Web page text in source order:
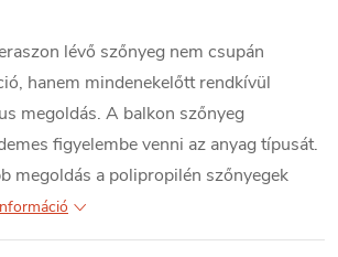
lévő szőnyeg nem csupán
hanem mindenekelőtt rendkívül
megoldás. A balkon szőnyeg
figyelembe venni az anyag típusát.
megoldás a polipropilén szőnyegek